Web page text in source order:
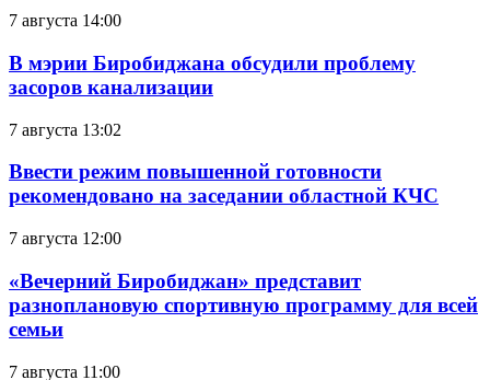
7 августа 14:00
В мэрии Биробиджана обсудили проблему
засоров канализации
7 августа 13:02
Ввести режим повышенной готовности
рекомендовано на заседании областной КЧС
7 августа 12:00
«Вечерний Биробиджан» представит
разноплановую спортивную программу для всей
семьи
7 августа 11:00